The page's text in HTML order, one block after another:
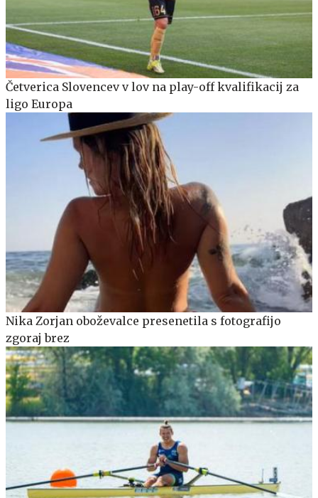
Četverica Slovencev v lov na play-off kvalifikacij za
ligo Europa
Nika Zorjan oboževalce presenetila s fotografijo
zgoraj brez